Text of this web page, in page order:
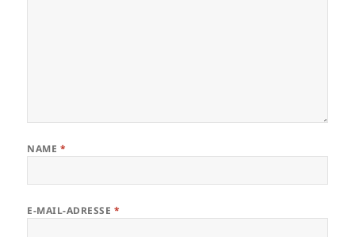
NAME *
E-MAIL-ADRESSE *